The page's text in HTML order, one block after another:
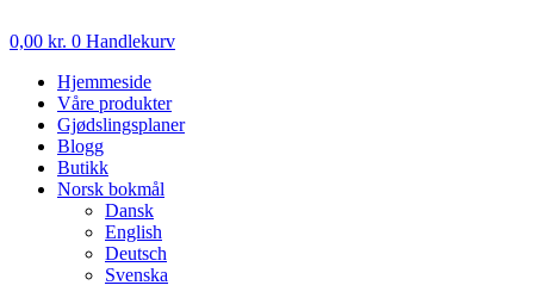
to
0,00 kr. 0 Handlekurv
Hjemmeside
Våre produkter
Gjødslingsplaner
Blogg
Butikk
Norsk bokmål
Dansk
English
Deutsch
Svenska